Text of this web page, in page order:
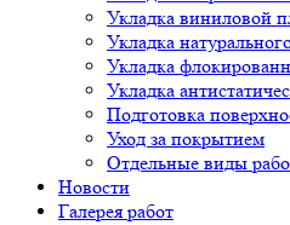
Укладка виниловой
Укладка
Укладка
Укладка
Подготовка
Уход за покрытием
Отдельные виды
Новости
Галерея работ